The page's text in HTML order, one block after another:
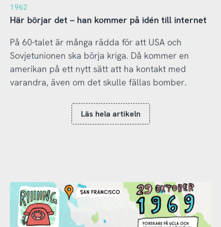
1962
Här börjar det – han kommer på idén till internet
På 60-talet är många rädda för att USA och
Sovjetunionen ska börja kriga. Då kommer en
amerikan på ett nytt sätt att ha kontakt med
varandra, även om det skulle fällas bomber.
Läs hela artikeln